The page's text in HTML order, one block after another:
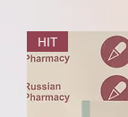
HIT